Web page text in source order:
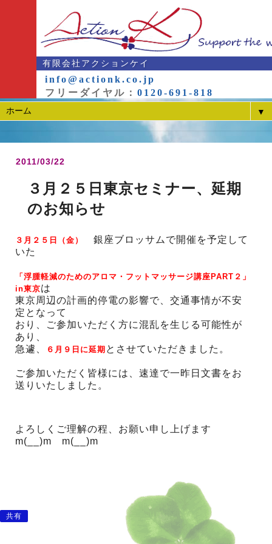
有限会社アクションケイ
info@actionk.co.jp
フリーダイヤル： 0120-691-818
▼
2011/03/22
３月２５日東京セミナー、延期
のお知らせ
３月２５日（金）
銀座ブロッサムで開催を予定して
いた
「浮腫軽減のためのアロマ・フットマッサージ講座PART２」
in東京は
東京周辺の計画的停電の影響で、交通事情が不安
定となって
おり、ご参加いただく方に混乱を生じる可能性が
あり、
急遽、
６月９日に延期 とさせていただきました。
ご参加いただく皆様には、速達で一昨日文書をお
送りいたしました。
よろしくご理解の程、お願い申し上げます
m(__)m m(__)m
共有